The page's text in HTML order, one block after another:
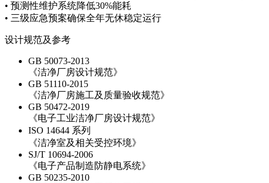
• 预测性维护系统降低30%能耗
• 三级应急预案确保全年无休稳定运行
设计规范及参考
GB 50073-2013
《洁净厂房设计规范》
GB 51110-2015
《洁净厂房施工及质量验收规范》
GB 50472-2019
《电子工业洁净厂房设计规范》
ISO 14644 系列
《洁净室及相关受控环境》
SJ/T 10694-2006
《电子产品制造防静电系统》
GB 50235-2010